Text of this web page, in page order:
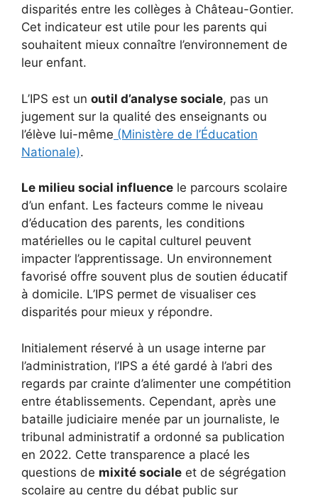
disparités entre les collèges à Château-Gontier.
Cet indicateur est utile pour les parents qui
souhaitent mieux connaître l’environnement de
leur enfant.
L’IPS est un outil d’analyse sociale, pas un
jugement sur la qualité des enseignants ou
l’élève lui-même (Ministère de l’Éducation
Nationale).
Le milieu social influence le parcours scolaire
d’un enfant. Les facteurs comme le niveau
d’éducation des parents, les conditions
matérielles ou le capital culturel peuvent
impacter l’apprentissage. Un environnement
favorisé offre souvent plus de soutien éducatif
à domicile. L’IPS permet de visualiser ces
disparités pour mieux y répondre.
Initialement réservé à un usage interne par
l’administration, l’IPS a été gardé à l’abri des
regards par crainte d’alimenter une compétition
entre établissements. Cependant, après une
bataille judiciaire menée par un journaliste, le
tribunal administratif a ordonné sa publication
en 2022. Cette transparence a placé les
questions de mixité sociale et de ségrégation
scolaire au centre du débat public sur